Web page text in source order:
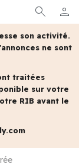
search person
MON
son activité.
ne sont
traitées
sur votre
RIB avant le